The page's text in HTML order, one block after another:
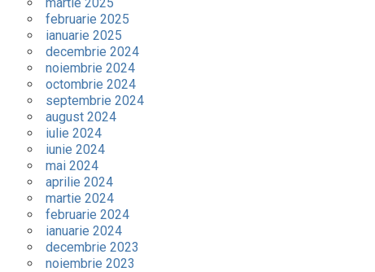
februarie 2025
ianuarie 2025
decembrie 2024
noiembrie 2024
octombrie 2024
septembrie 2024
august 2024
iulie 2024
iunie 2024
mai 2024
aprilie 2024
martie 2024
februarie 2024
ianuarie 2024
decembrie 2023
noiembrie 2023